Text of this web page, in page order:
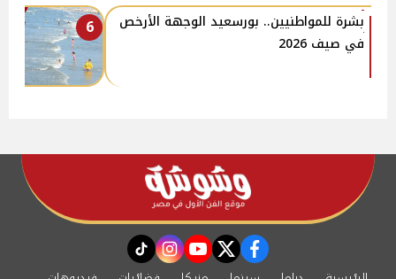
6
بشرة للمواطنيين.. بورسعيد الوجهة الأرخص
في صيف 2026
facebook
twitter
youtube
instagram
tiktok